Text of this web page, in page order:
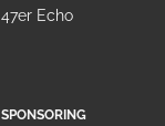
47er Echo
SPONSORING